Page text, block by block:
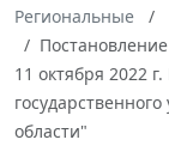
Региональные
11 октября 2022
области"